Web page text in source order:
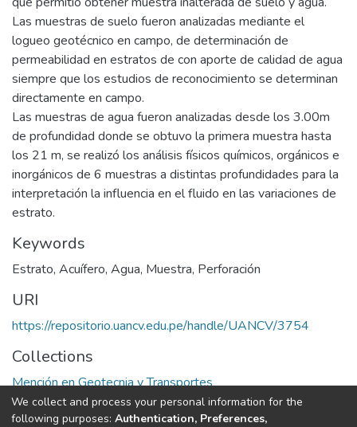
Las muestras de suelo fueron analizadas mediante el
logueo geotécnico en campo, de determinación de
permeabilidad en estratos de con aporte de calidad de agua
siempre que los estudios de reconocimiento se determinan
directamente en campo.
Las muestras de agua fueron analizadas desde los 3.00m
de profundidad donde se obtuvo la primera muestra hasta
los 21 m, se realizó los análisis físicos químicos, orgánicos e
inorgánicos de 6 muestras a distintas profundidades para la
interpretación la influencia en el fluido en las variaciones de
estrato.
Keywords
Estrato, Acuífero, Agua, Muestra, Perforación
URI
https://repositorio.uancv.edu.pe/handle/UANCV/3754
Collections
Mención en Geotecnia y Transportes
Full item page
We collect and process your personal information for the
following purposes: Authentication, Preferences,